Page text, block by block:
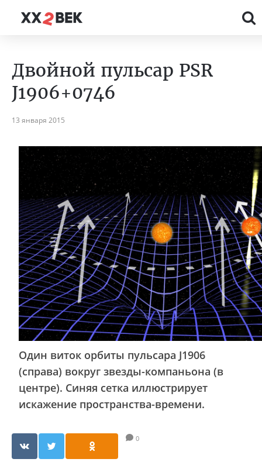
Двойной пульсар PSR
J1906+0746
13 января 2015
Один виток орбиты пульсара J1906
(справа) вокруг звезды-компаньона (в
центре). Синяя сетка иллюстрирует
искажение пространства-времени.
0